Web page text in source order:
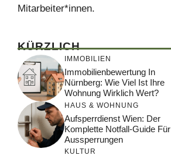
Mitarbeiter*innen.
KÜRZLICH
IMMOBILIEN
Immobilienbewertung In
Nürnberg: Wie Viel Ist Ihre
Wohnung Wirklich Wert?
HAUS & WOHNUNG
Aufsperrdienst Wien: Der
Komplette Notfall-Guide Für
Aussperrungen
KULTUR